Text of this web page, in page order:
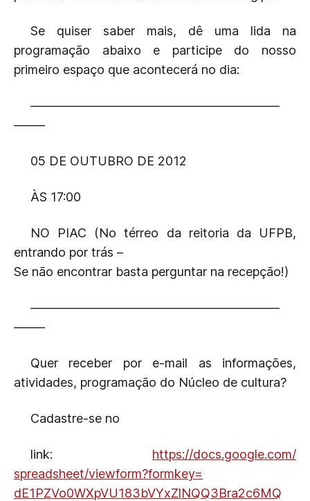
Se quiser saber mais, dê uma lida na
programação abaixo e participe do nosso
primeiro espaço que acontecerá no dia:
————————————————————
——–
05 DE OUTUBRO DE 2012
ÀS 17:00
NO PIAC (No térreo da reitoria da UFPB,
entrando por trás –
Se não encontrar basta perguntar na recepção!)
————————————————————
——–
Quer receber por e-mail as informações,
atividades, programação do Núcleo de cultura?
Cadastre-se no
link: https://docs.google.com/
spreadsheet/viewform?formkey=
dE1PZVo0WXpVU183bVYxZlNQQ3Bra2c6MQ